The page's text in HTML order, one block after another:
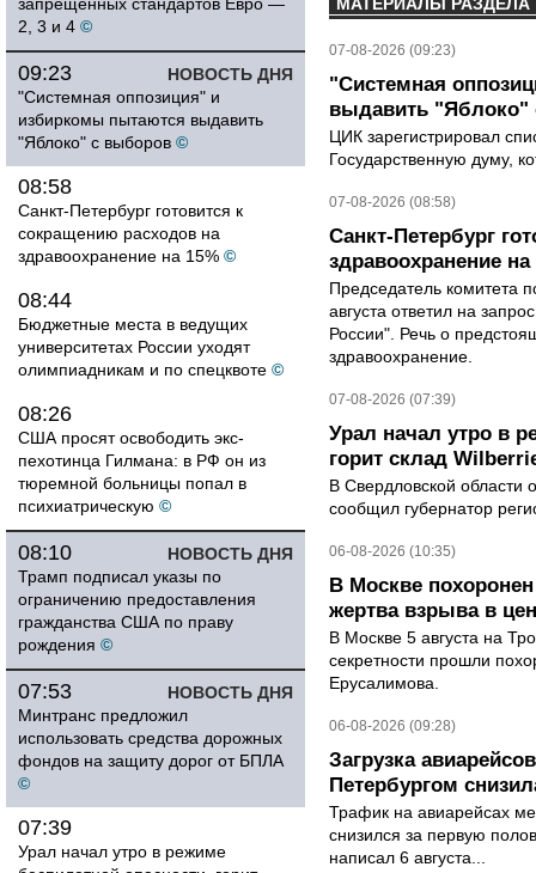
2, 3 и 4 ©
НОВОСТЬ ДНЯ
09:23
"Системная оппозиция" и
избиркомы пытаются выдавить
"Яблоко" с выборов ©
08:58
Санкт-Петербург готовится к
сокращению расходов на
здравоохранение на 15% ©
08:44
Бюджетные места в ведущих
университетах России уходят
олимпиадникам и по спецквоте ©
08:26
США просят освободить экс-
пехотинца Гилмана: в РФ он из
тюремной больницы попал в
психиатрическую ©
НОВОСТЬ ДНЯ
08:10
Трамп подписал указы по
ограничению предоставления
гражданства США по праву
рождения ©
НОВОСТЬ ДНЯ
07:53
Минтранс предложил
использовать средства дорожных
фондов на защиту дорог от БПЛА
©
07:39
Урал начал утро в режиме
07-08-2026 (09:23)
"Системная
выдавить "Яблоко"
ЦИК зарегистрировал
Государственную думу,
07-08-2026 (08:58)
Санкт-Петербург
здравоохранение на
Председатель комитета
августа ответил на
России". Речь о
здравоохранение.
07-08-2026 (07:39)
Урал начал утро в
горит склад
В Свердловской области
сообщил губернатор
06-08-2026 (10:35)
В Москве
жертва взрыва в
В Москве 5 августа на
секретности прошли
Ерусалимова.
06-08-2026 (09:28)
Загрузка
Петербургом
Трафик на авиарейсах
снизился за первую
написал 6 августа...